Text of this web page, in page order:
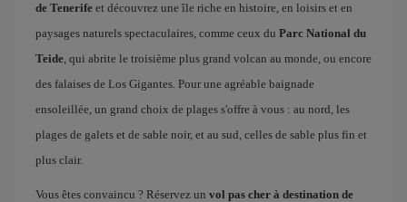
de Tenerife et découvrez une île riche en histoire, en loisirs et en
paysages naturels spectaculaires, comme ceux du Parc National du
Teide, qui abrite le troisième plus grand volcan au monde, ou encore
des falaises de Los Gigantes. Pour une agréable baignade
ensoleillée, un grand choix de plages s'offre à vous : au nord, les
plages de galets et de sable noir, et au sud, celles de sable plus fin et
plus clair.
Vous êtes convaincu ? Réservez un vol pas cher à destination de